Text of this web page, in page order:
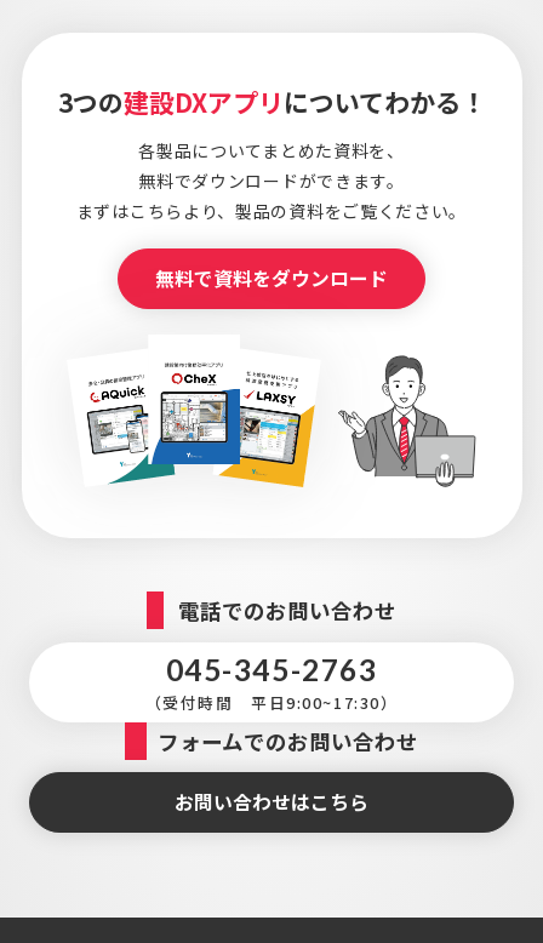
3つの建設DXアプリ についてわかる！
各製品についてまとめた資料を、
無料でダウンロードができます。
まずはこちらより、製品の資料をご覧ください。
無料で資料をダウンロード
電話でのお問い合わせ
045-345-2763
（受付時間 平日9:00~17:30）
フォームでのお問い合わせ
お問い合わせはこちら